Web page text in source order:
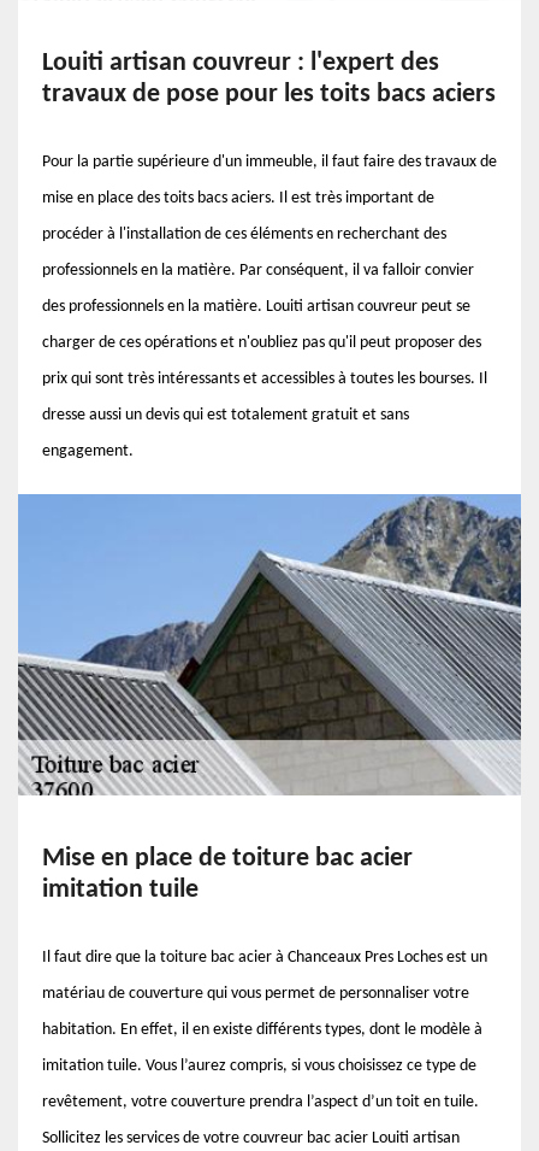
Louiti artisan couvreur : l'expert des
travaux de pose pour les toits bacs aciers
Pour la partie supérieure d'un immeuble, il faut faire des travaux de
mise en place des toits bacs aciers. Il est très important de
procéder à l'installation de ces éléments en recherchant des
professionnels en la matière. Par conséquent, il va falloir convier
des professionnels en la matière. Louiti artisan couvreur peut se
charger de ces opérations et n'oubliez pas qu'il peut proposer des
prix qui sont très intéressants et accessibles à toutes les bourses. Il
dresse aussi un devis qui est totalement gratuit et sans
engagement.
Mise en place de toiture bac acier
imitation tuile
Il faut dire que la toiture bac acier à Chanceaux Pres Loches est un
matériau de couverture qui vous permet de personnaliser votre
habitation. En effet, il en existe différents types, dont le modèle à
imitation tuile. Vous l’aurez compris, si vous choisissez ce type de
revêtement, votre couverture prendra l’aspect d’un toit en tuile.
Sollicitez les services de votre couvreur bac acier Louiti artisan